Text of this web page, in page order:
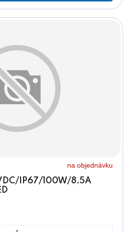
na objednávku
IP67/100W/8,5A